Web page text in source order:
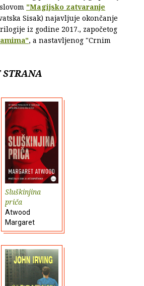
"Magijsko zatvaranje
Sisak) najavljuje okončanje
iz godine 2017., započetog
, a nastavljenog "Crnim
STRANA
Sluškinjina
priča
Atwood
Margaret